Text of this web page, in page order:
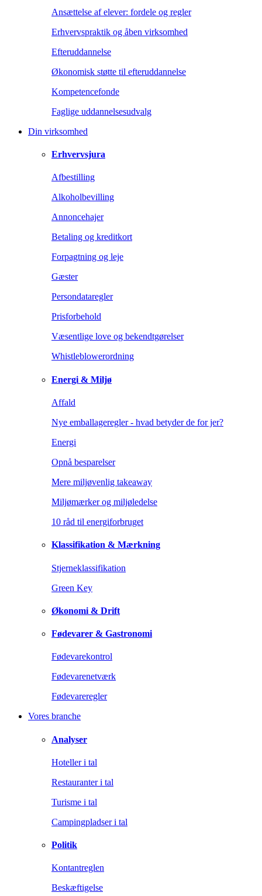
Ansættelse af elever: fordele og regler
Erhvervspraktik og åben virksomhed
Efteruddannelse
Økonomisk støtte til efteruddannelse
Kompetencefonde
Faglige uddannelsesudvalg
Din virksomhed
Erhvervsjura
Afbestilling
Alkoholbevilling
Annoncehajer
Betaling og kreditkort
Forpagtning og leje
Gæster
Persondataregler
Prisforbehold
Væsentlige love og bekendtgørelser
Whistleblowerordning
Energi & Miljø
Affald
Nye emballageregler - hvad betyder de for jer?
Energi
Opnå besparelser
Mere miljøvenlig takeaway
Miljømærker og miljøledelse
10 råd til energiforbruget
Klassifikation & Mærkning
Stjerneklassifikation
Green Key
Økonomi & Drift
Fødevarer & Gastronomi
Fødevarekontrol
Fødevarenetværk
Fødevareregler
Vores branche
Analyser
Hoteller i tal
Restauranter i tal
Turisme i tal
Campingpladser i tal
Politik
Kontantreglen
Beskæftigelse